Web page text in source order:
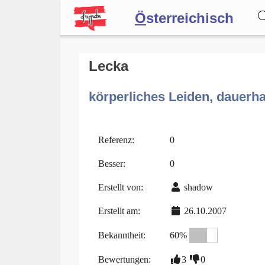
Österreichisch
Forum
Blog
Lecka
körperliches Leiden,
Referenz: 0
Besser: 0
Erstellt von: shadow
Erstellt am: 26.10.2007
Bekanntheit: 60%
Bewertungen: 3 0